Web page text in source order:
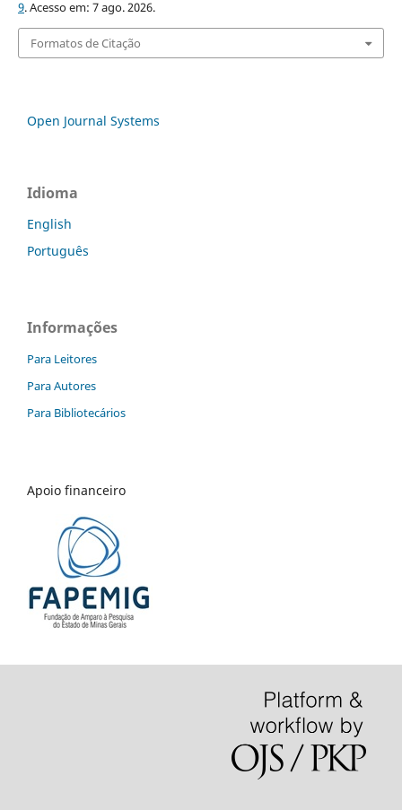
9. Acesso em: 7 ago. 2026.
Formatos de Citação
Open Journal Systems
Idioma
English
Português
Informações
Para Leitores
Para Autores
Para Bibliotecários
Apoio financeiro